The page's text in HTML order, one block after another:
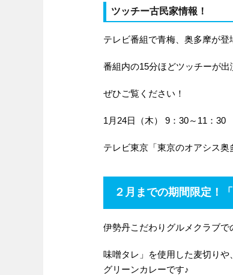
ツッチー古民家情報！
テレビ番組で青梅、奥多摩が登
番組内の15分ほどツッチーが出
ぜひご覧ください！
1月24日（木） 9：30～11：30
テレビ東京「東京のオアシス奥
２月までの期間限定！
伊勢丹こだわりグルメクラブ
味噌タレ」を使用した麦切りや
グリーンカレーです♪